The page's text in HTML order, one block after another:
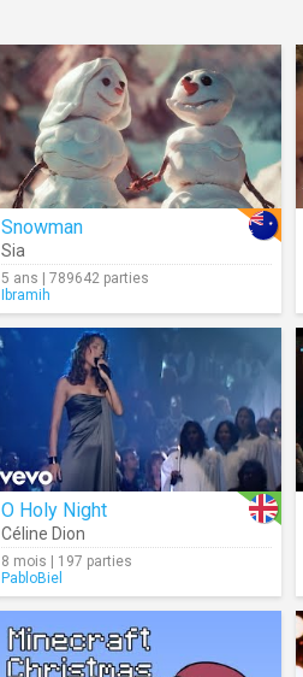
Snowman
Sia
5 ans | 789642 parties
Ibramih
O Holy Night
Céline Dion
8 mois | 197 parties
PabloBiel